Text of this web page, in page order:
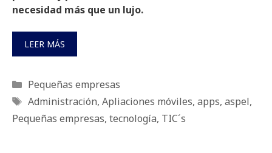
necesidad más que un lujo.
LEER MÁS
Categorías
Pequeñas empresas
Etiquetas
Administración, Apliaciones móviles, apps, aspel,
Pequeñas empresas, tecnología, TIC´s